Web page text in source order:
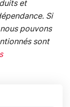
et
Si
pouvons
sont